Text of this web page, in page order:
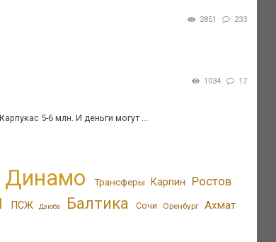
2851 233
1034 17
5-6 млн. И деньги могут ...
Динамо Трансферы Карпин Ростов
ПСЖ Дзюба Балтика Сочи Оренбург Ахмат